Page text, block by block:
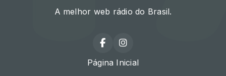
A melhor web rádio do Brasil.
Página Inicial